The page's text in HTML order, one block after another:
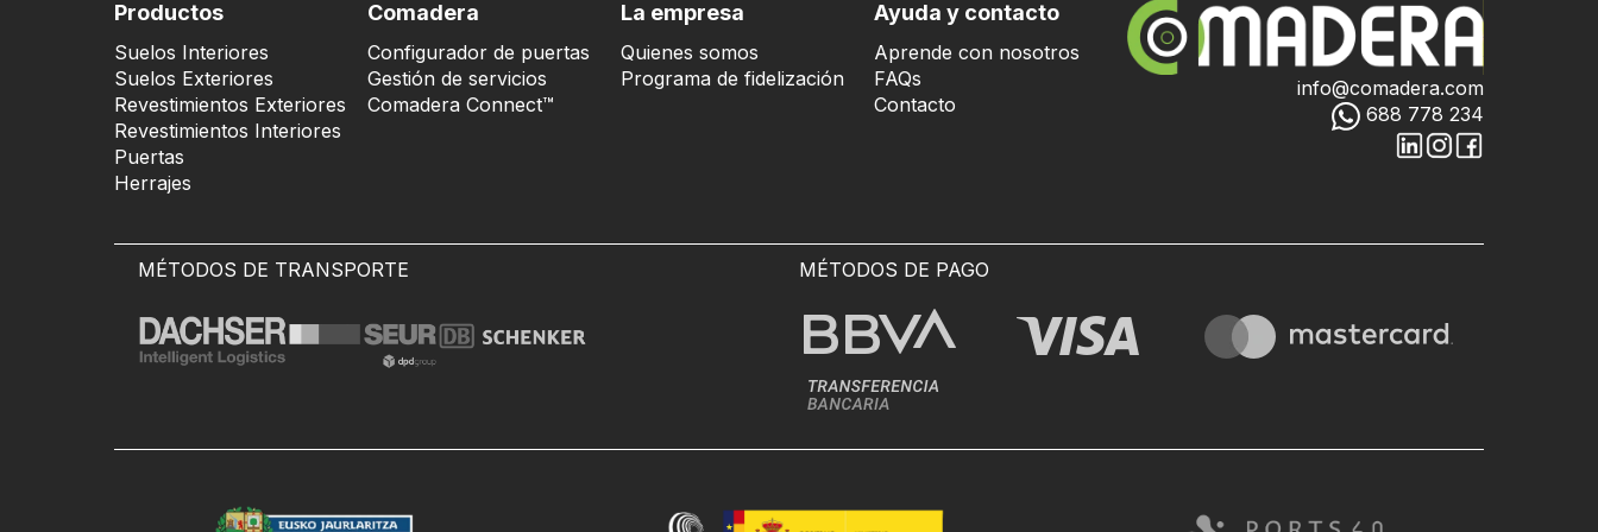
Productos
Suelos Interiores
Suelos Exteriores
Revestimientos Exteriores
Revestimientos Interiores
Puertas
Herrajes
Comadera
Configurador de puertas
Gestión de servicios
Comadera Connect™
La empresa
Quienes somos
Programa de fidelización
Ayuda y contacto
Aprende con nosotros
FAQs
Contacto
info@comadera.com
688 778 234
MÉTODOS DE TRANSPORTE MÉTODOS DE PAGO